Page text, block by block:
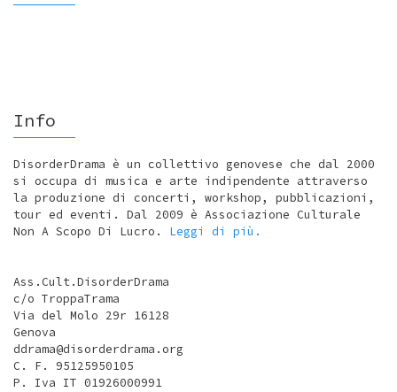
Info
DisorderDrama è un collettivo genovese che dal 2000
si occupa di musica e arte indipendente attraverso
la produzione di concerti, workshop, pubblicazioni,
tour ed eventi. Dal 2009 è Associazione Culturale
Non A Scopo Di Lucro. Leggi di più.
Ass.Cult.DisorderDrama
c/o TroppaTrama
Via del Molo 29r 16128
Genova
ddrama@disorderdrama.org
C. F. 95125950105
P. Iva IT 01926000991